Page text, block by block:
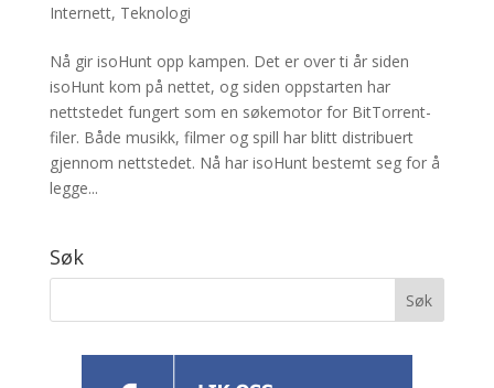
Internett, Teknologi
Nå gir isoHunt opp kampen. Det er over ti år siden
isoHunt kom på nettet, og siden oppstarten har
nettstedet fungert som en søkemotor for BitTorrent-
filer. Både musikk, filmer og spill har blitt distribuert
gjennom nettstedet. Nå har isoHunt bestemt seg for å
legge...
Søk